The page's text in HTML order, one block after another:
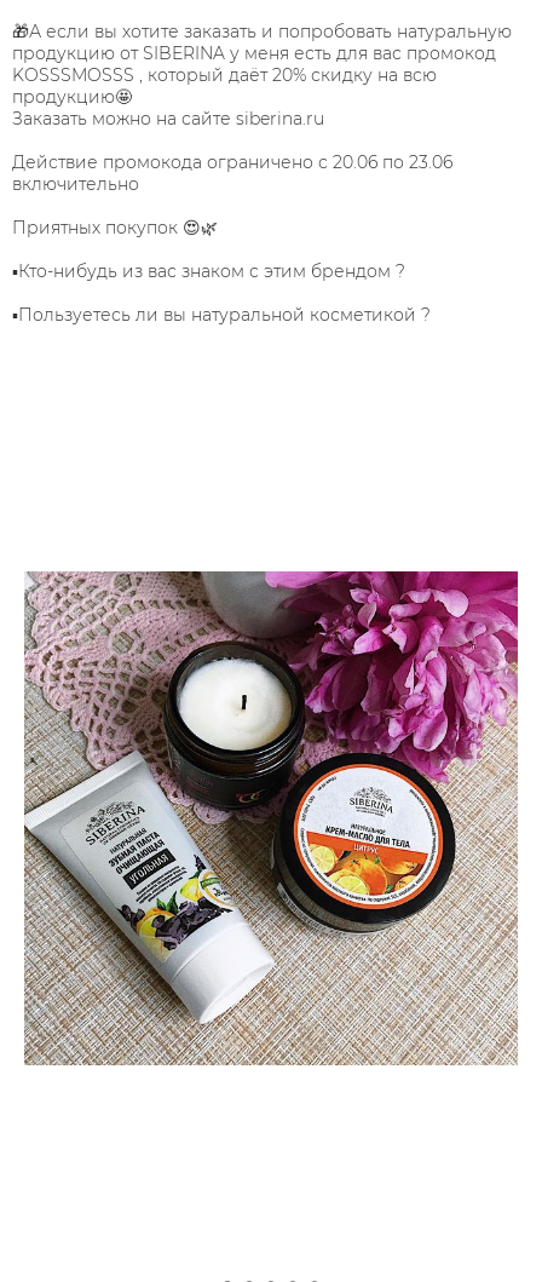
🎁А если вы хотите заказать и попробовать натуральную
продукцию от SIBERINA у меня есть для вас промокод
KOSSSMOSSS , который даёт 20% скидку на всю
продукцию🤩
Заказать можно на сайте siberina.ru
Действие промокода ограничено с 20.06 по 23.06
включительно
Приятных покупок 😍🌿
▪️Кто-нибудь из вас знаком с этим брендом ?
▪️Пользуетесь ли вы натуральной косметикой ?